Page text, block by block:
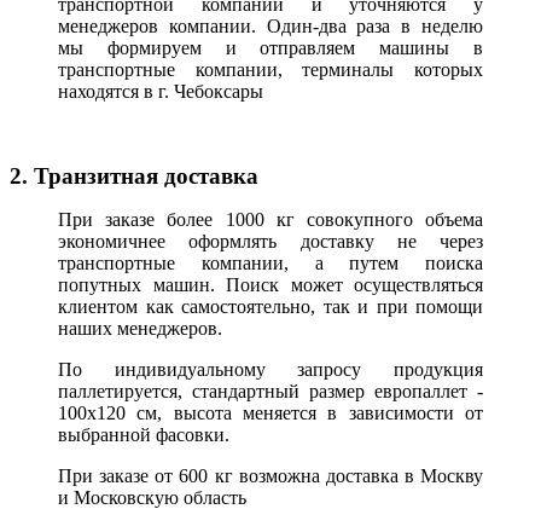
менеджеров компании. Один-два раза в неделю
мы формируем и отправляем машины в
транспортные компании, терминалы которых
находятся в г. Чебоксары
2. Транзитная доставка
При заказе более 1000 кг совокупного объема
экономичнее оформлять доставку не через
транспортные компании, а путем поиска
попутных машин. Поиск может осуществляться
клиентом как самостоятельно, так и при помощи
наших менеджеров.
По индивидуальному запросу продукция
паллетируется, стандартный размер европаллет -
100х120 см, высота меняется в зависимости от
выбранной фасовки.
При заказе от 600 кг возможна доставка в Москву
и Московскую область